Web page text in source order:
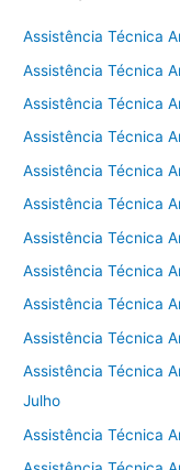
Assistência Técnica
Assistência Técnica
Assistência Técnica
Assistência Técnica
Assistência Técnica
Assistência Técnica
Assistência Técnica
Assistência Técnica
Assistência Técnica
Assistência Técnica
Assistência Técnica
Julho
Assistência Técnica